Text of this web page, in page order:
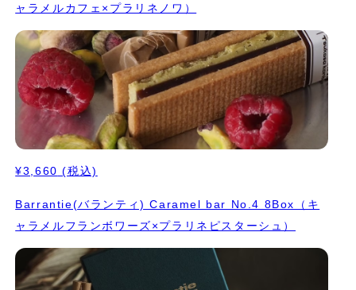
ャラメルカフェ×プラリネノワ）
¥3,660 (税込)
Barrantie(バランティ) Caramel bar No.4 8Box（キ
ャラメルフランボワーズ×プラリネピスターシュ）